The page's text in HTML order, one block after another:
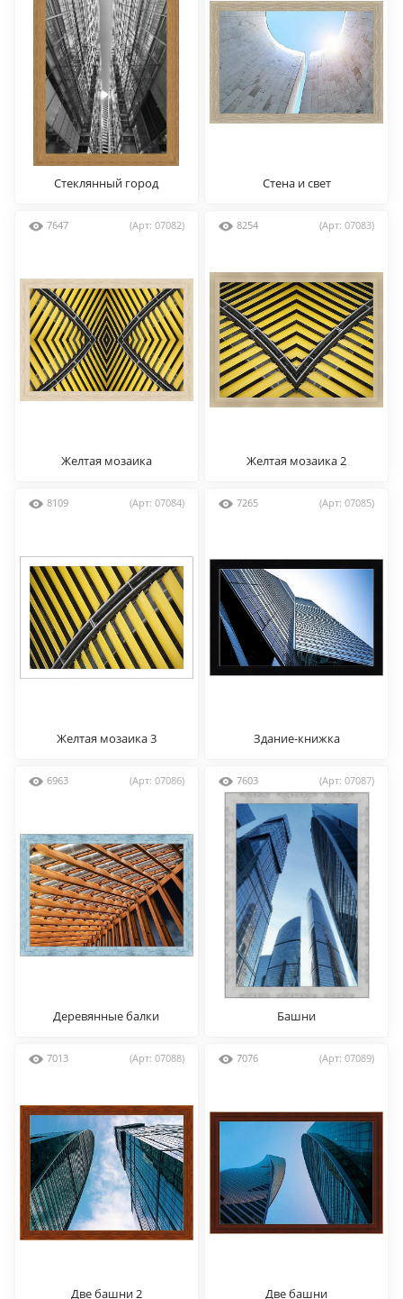
Стеклянный город Стена и свет
7647 (Арт: 07082)
Желтая мозаика
8254 (Арт: 07083)
Желтая мозаика 2
8109 (Арт: 07084)
Желтая мозаика 3
7265 (Арт: 07085)
Здание-книжка
6963 (Арт: 07086)
Деревянные балки
7603 (Арт: 07087)
Башни
7013 (Арт: 07088)
Две башни 2
7076 (Арт: 07089)
Две башни